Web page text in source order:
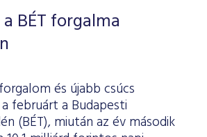
BÉT forgalma
és újabb csúcs
februárt a Budapesti
(BÉT), miután az év második